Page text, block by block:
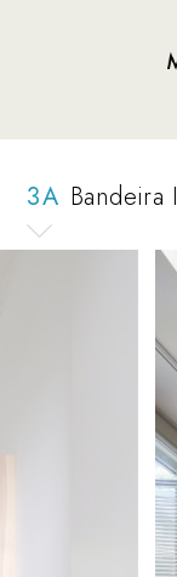
3 A Bandeira I